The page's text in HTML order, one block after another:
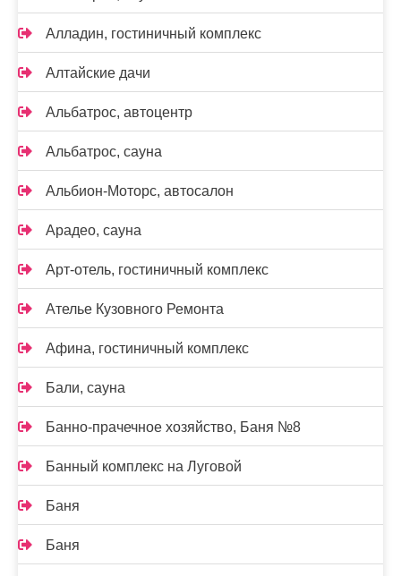
Алладин, гостиничный комплекс
Алтайские дачи
Альбатрос, автоцентр
Альбатрос, сауна
Альбион-Моторс, автосалон
Арадео, сауна
Арт-отель, гостиничный комплекс
Ателье Кузовного Ремонта
Афина, гостиничный комплекс
Бали, сауна
Банно-прачечное хозяйство, Баня №8
Банный комплекс на Луговой
Баня
Баня